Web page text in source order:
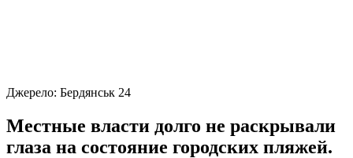
Джерело: Бердянськ 24
Местные власти долго не раскрывали
глаза на состояние городских пляжей.